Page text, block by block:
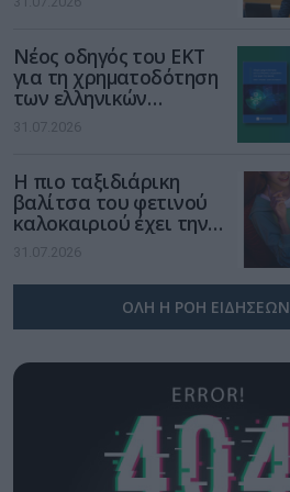
μια νέα βιομηχανική
Νέος οδηγός του ΕΚΤ
για τη χρηματοδότηση
των ελληνικών
επιχειρήσεων στον
χώρο της άμυνας
31.07.2026
Η πιο ταξιδιάρικη
βαλίτσα του φετινού
καλοκαιριού έχει την
υπογραφή της Xiaomi
31.07.2026
ΟΛΗ Η ΡΟΗ ΕΙΔΗΣΕΩΝ